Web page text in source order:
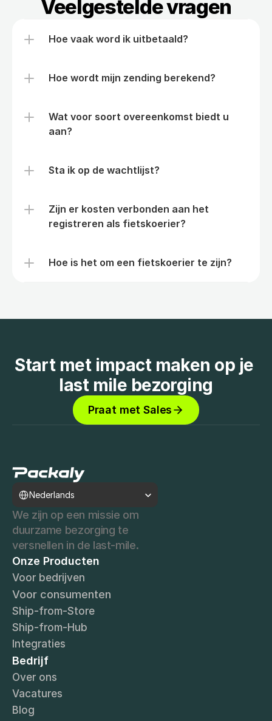
Veelgestelde vragen
Hoe vaak word ik uitbetaald?
Hoe wordt mijn zending berekend?
Wat voor soort overeenkomst biedt u
aan?
Sta ik op de wachtlijst?
Zijn er kosten verbonden aan het
registreren als fietskoerier?
Hoe is het om een fietskoerier te zijn?
Start met impact maken op je
last mile bezorging
Praat met Sales
Nederlands
We zijn op een missie om
duurzame bezorging te
versnellen in de last-mile.
Onze Producten
Voor bedrijven
Voor consumenten
Ship-from-Store
Ship-from-Hub
Integraties
Bedrijf
Over ons
Vacatures
Blog